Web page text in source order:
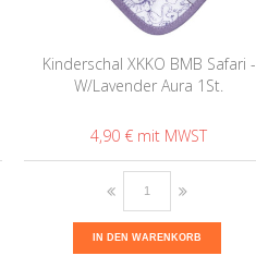
Kinderschal XKKO BMB Safari -
W/Lavender Aura 1St.
4,90 €
IN DEN WARENKORB